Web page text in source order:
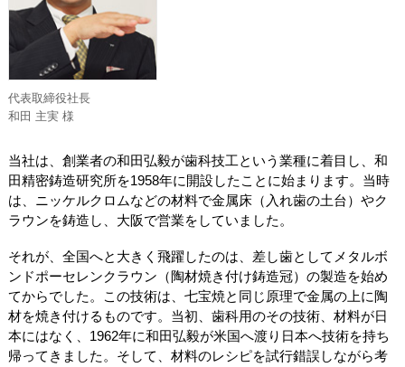
代表取締役社長
和田 主実 様
当社は、創業者の和田弘毅が歯科技工という業種に着目し、和
田精密鋳造研究所を1958年に開設したことに始まります。当時
は、ニッケルクロムなどの材料で金属床（入れ歯の土台）やク
ラウンを鋳造し、大阪で営業をしていました。
それが、全国へと大きく飛躍したのは、差し歯としてメタルボ
ンドポーセレンクラウン（陶材焼き付け鋳造冠）の製造を始め
てからでした。この技術は、七宝焼と同じ原理で金属の上に陶
材を焼き付けるものです。当初、歯科用のその技術、材料が日
本にはなく、1962年に和田弘毅が米国へ渡り日本へ技術を持ち
帰ってきました。そして、材料のレシピを試行錯誤しながら考